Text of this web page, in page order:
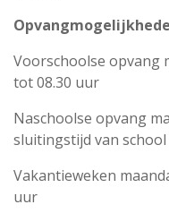
Voorschoolse opvang
tot 08.30 uur
Naschoolse opvang
sluitingstijd van
Vakantieweken
uur